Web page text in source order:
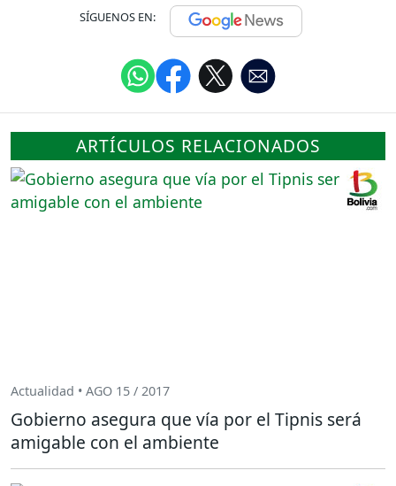
SÍGUENOS EN:
ARTÍCULOS RELACIONADOS
Actualidad • AGO 15 / 2017
Gobierno asegura que vía por el Tipnis será
amigable con el ambiente